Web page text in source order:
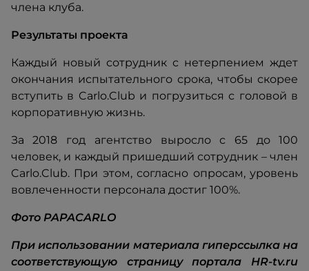
члена клуба.
Результаты проекта
Каждый новый сотрудник с нетерпением ждет
окончания испытательного срока, чтобы скорее
вступить в Carlo.Club и погрузиться с головой в
корпоративную жизнь.
За 2018 год агентство выросло с 65 до 100
человек, и каждый пришедший сотрудник – член
Carlo.Club. При этом, согласно опросам, уровень
вовлеченности персонала достиг 100%.
Фото PAPACARLO
При использовании материала гиперссылка на
соответствующую страницу портала HR-tv.ru